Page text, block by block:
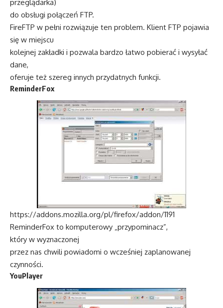
przeglądarka)
do obsługi połączeń FTP.
FireFTP w pełni rozwiązuje ten problem. Klient FTP pojawia
się w miejscu
kolejnej zakładki i pozwala bardzo łatwo pobierać i wysyłać
dane,
oferuje też szereg innych przydatnych funkcji.
ReminderFox
https://addons.mozilla.org/pl/firefox/addon/1191
ReminderFox to komputerowy „przypominacz”,
który w wyznaczonej
przez nas chwili powiadomi o wcześniej zaplanowanej
czynności.
YouPlayer